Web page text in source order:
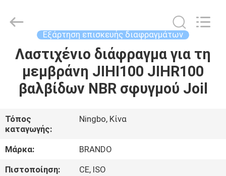
ΣΠΊΤΙ
ΠΡΟΪΌΝΤΑ
ΣΧΕΤΙΚΆ
ΜΕ
ΕΜΆΣ
Reserved.
Εξάρτηση επισκευής διαφραγμάτων
Λαστιχένιο διάφραγμα για τη
μεμβράνη JIHI100 JIHR100
βαλβίδων NBR σφυγμού Joil
Τόπος
καταγωγής:
Ningbo, Κίνα
Μάρκα:
BRANDO
Πιστοποίηση:
CE, ISO